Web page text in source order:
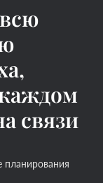
связи
планирования